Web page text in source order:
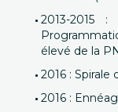
2013-2015
élevé de la
2016 : Spirale
2016 :